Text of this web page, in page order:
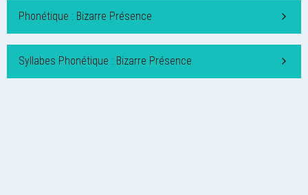
Phonétique : Bizarre Présence
Syllabes Phonétique : Bizarre Présence